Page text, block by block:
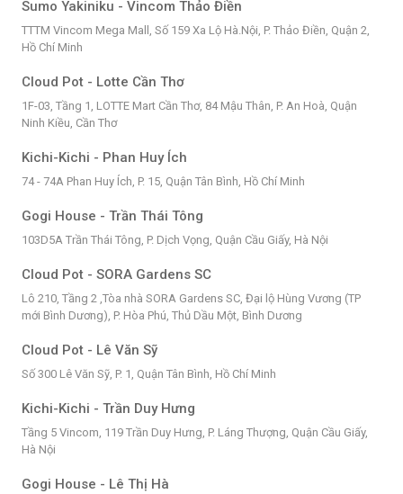
Sumo Yakiniku - Vincom Thảo Điền
TTTM Vincom Mega Mall, Số 159 Xa Lộ Hà.Nội, P. Thảo Điền, Quận 2,
Hồ Chí Minh
Cloud Pot - Lotte Cần Thơ
1F-03, Tầng 1, LOTTE Mart Cần Thơ, 84 Mậu Thân, P. An Hoà, Quận
Ninh Kiều, Cần Thơ
Kichi-Kichi - Phan Huy Ích
74 - 74A Phan Huy Ích, P. 15, Quận Tân Bình, Hồ Chí Minh
Gogi House - Trần Thái Tông
103D5A Trần Thái Tông, P. Dịch Vọng, Quận Cầu Giấy, Hà Nội
Cloud Pot - SORA Gardens SC
Lô 210, Tầng 2 ,Tòa nhà SORA Gardens SC, Đại lộ Hùng Vương (TP
mới Bình Dương), P. Hòa Phú, Thủ Dầu Một, Bình Dương
Cloud Pot - Lê Văn Sỹ
Số 300 Lê Văn Sỹ, P. 1, Quận Tân Bình, Hồ Chí Minh
Kichi-Kichi - Trần Duy Hưng
Tầng 5 Vincom, 119 Trần Duy Hưng, P. Láng Thượng, Quận Cầu Giấy,
Hà Nội
Gogi House - Lê Thị Hà